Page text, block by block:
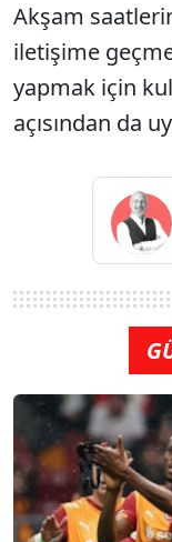
Akşam
iletişime
yapmak için
açısından da